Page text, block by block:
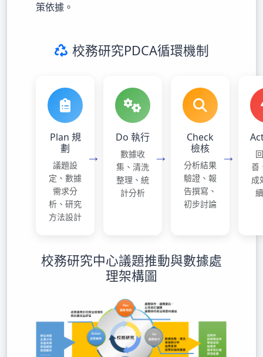
策依據。
校務研究PDCA循環機制
Plan 規
劃
議題設
定、數據
需求分
析、研究
方法設計
Do 執行
數據收
集、清洗
整理、統
計分析
Check
檢核
分析結果
驗證、報
告撰寫、
初步討論
善
成
校務研究中心議題推動與數據處
理架構圖